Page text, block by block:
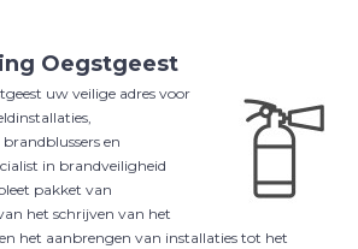
Oegstgeest
uw veilige adres voor
en
in brandveiligheid
pakket van
het schrijven van het
het aanbrengen van installaties tot het